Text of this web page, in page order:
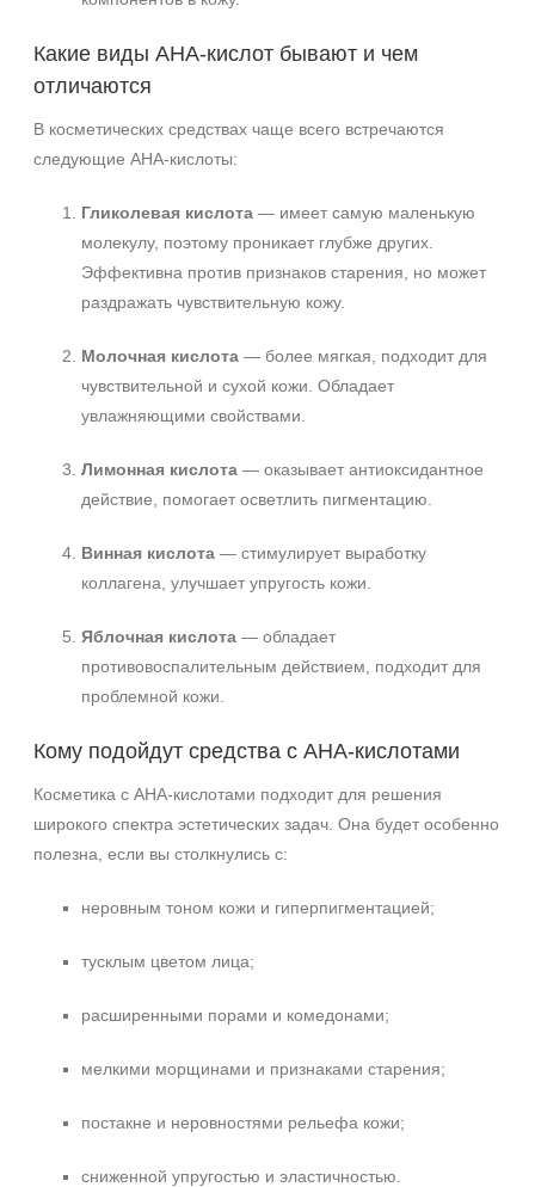
Какие виды AHA‑кислот бывают и чем
отличаются
В косметических средствах чаще всего встречаются
следующие AHA‑кислоты:
Гликолевая кислота — имеет самую маленькую
молекулу, поэтому проникает глубже других.
Эффективна против признаков старения, но может
раздражать чувствительную кожу.
Молочная кислота — более мягкая, подходит для
чувствительной и сухой кожи. Обладает
увлажняющими свойствами.
Лимонная кислота — оказывает антиоксидантное
действие, помогает осветлить пигментацию.
Винная кислота — стимулирует выработку
коллагена, улучшает упругость кожи.
Яблочная кислота — обладает
противовоспалительным действием, подходит для
проблемной кожи.
Кому подойдут средства с AHA‑кислотами
Косметика с AHA‑кислотами подходит для решения
широкого спектра эстетических задач. Она будет особенно
полезна, если вы столкнулись с:
неровным тоном кожи и гиперпигментацией;
тусклым цветом лица;
расширенными порами и комедонами;
мелкими морщинами и признаками старения;
постакне и неровностями рельефа кожи;
сниженной упругостью и эластичностью.